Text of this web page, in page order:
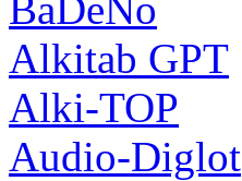
Alkitab GPT
Alki-TOP
Audio-Diglot